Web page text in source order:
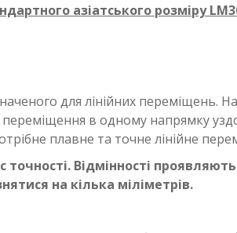
азіатського розміру
для лінійних переміщень. На
в одному напрямку
плавне та точне лінійне
Відмінності
на кілька міліметрів.